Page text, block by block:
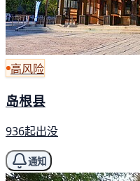
高风险
岛根县
936起出没
通知